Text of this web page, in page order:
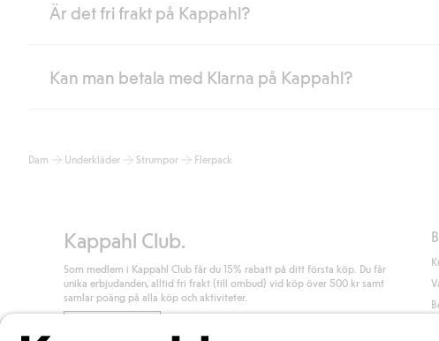
Är det fri frakt på Kappahl?
Är du medlem i Kappahl Club har du alltid gratis frakt till butik eller om
Läs mer
Kan man betala med Klarna på Kappahl?
klicka på "Slutför köp" godkänner du Kappahls allmänna villkor.
Dam Underkläder Strumpor Flerpack
Kappahl Club.
Som medlem i Kappahl Club får du 15% rabatt på ditt första köp. Du får
unika erbjudanden, alltid fri frakt (till ombud) vid köp över 500 kr samt
samlar poäng på alla köp och aktiviteter.